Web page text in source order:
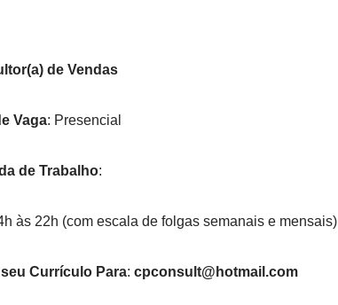
de Vendas
Vaga: Presencial
de Trabalho:
às 22h (com escala de folgas semanais e mensais)
seu Currículo Para: cpconsult@hotmail.com